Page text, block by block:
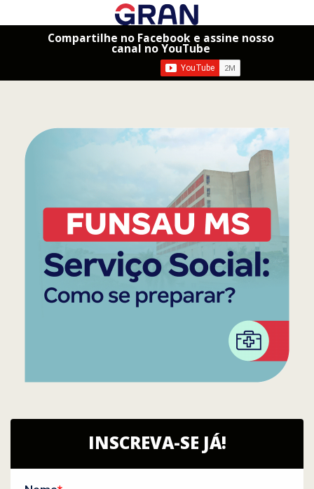
Compartilhe no Facebook e assine nosso
canal no YouTube
INSCREVA-SE JÁ!